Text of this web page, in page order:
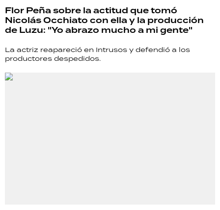
Flor Peña sobre la actitud que tomó
Nicolás Occhiato con ella y la producción
de Luzu: "Yo abrazo mucho a mi gente"
La actriz reapareció en Intrusos y defendió a los
productores despedidos.